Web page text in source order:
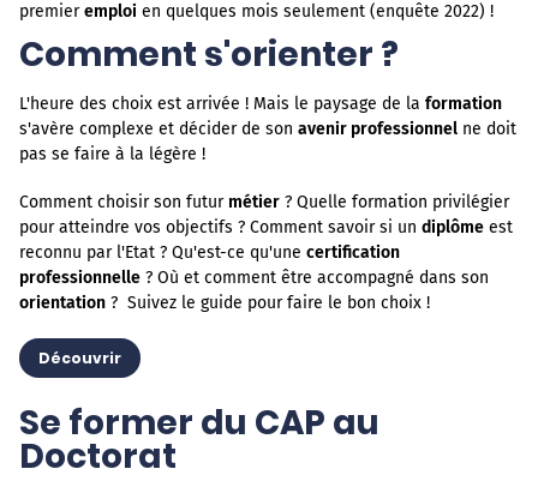
premieremploi en quelques mois seulement (enquête 2022) !
Comment s'orienter ?
L'heure des choix est arrivée ! Mais le paysage de la formation
s'avère complexe et décider de son avenir professionnel ne doit
pas se faire à la légère !
Comment choisir son futur métier ? Quelle formation privilégier
pour atteindre vos objectifs ? Comment savoir si un diplôme est
reconnu par l'Etat ? Qu'est-ce qu'une certification
professionnelle ? Où et comment être accompagné dans son
orientation ? Suivez le guide pour faire le bon choix !
Découvrir
Se former du CAP au
Doctorat